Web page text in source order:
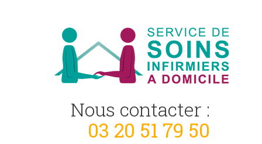
Nous contacter :
03 20 51 79 50